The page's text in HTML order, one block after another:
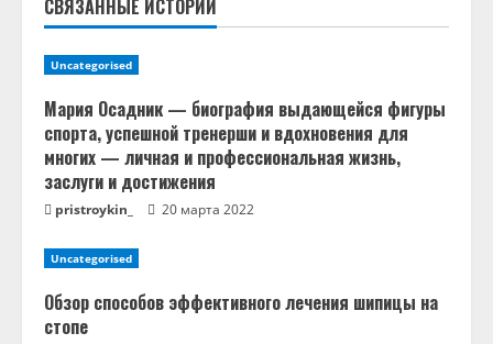
т
е
н
и
е
СВЯЗАННЫЕ ИСТОРИИ
Uncategorised
Мария Осадник — биография выдающейся фигуры
спорта, успешной тренерши и вдохновения для
многих — личная и профессиональная жизнь,
заслуги и достижения
pristroykin_ 20 марта 2022
Uncategorised
Обзор способов эффективного лечения шипицы на
стопе